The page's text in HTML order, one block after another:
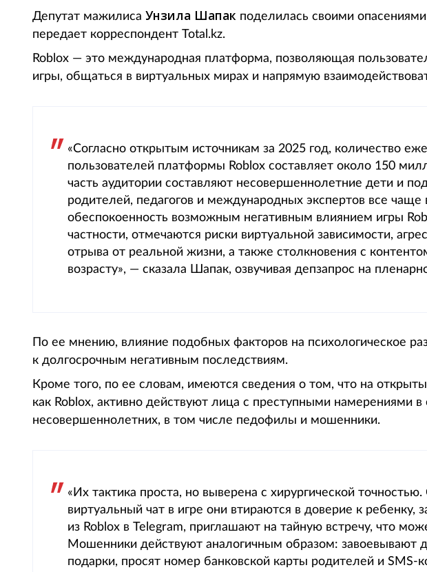
Депутат мажилиса Унзила Шапак поделилась своими
передает корреспондент Total.kz.
Roblox — это международная платформа, позволяющая
игры, общаться в виртуальных мирах и напрямую
«Согласно открытым источникам за 2025 год, количество
пользователей платформы Roblox составляет около 150
часть аудитории составляют несовершеннолетние дети и
родителей, педагогов и международных экспертов все чаще
обеспокоенность возможным негативным влиянием игры
частности, отмечаются риски виртуальной зависимости,
отрыва от реальной жизни, а также столкновения с
возрасту», — сказала Шапак, озвучивая депзапрос на
По ее мнению, влияние подобных факторов на психологическое
к долгосрочным негативным последствиям.
Кроме того, по ее словам, имеются сведения о том, что на
как Roblox, активно действуют лица с преступными намерениями
несовершеннолетних, в том числе педофилы и мошенники.
«Их тактика проста, но выверена с хирургической точностью.
виртуальный чат в игре они втираются в доверие к ребенку,
из Roblox в Telegram, приглашают на тайную встречу, что
Мошенники действуют аналогичным образом: завоевывают
подарки, просят номер банковской карты родителей и SMS-